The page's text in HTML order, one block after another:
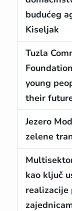
budućeg
Kiseljak
Tuzla
young
their
Jezero
zelene
kao ključ
realizacije